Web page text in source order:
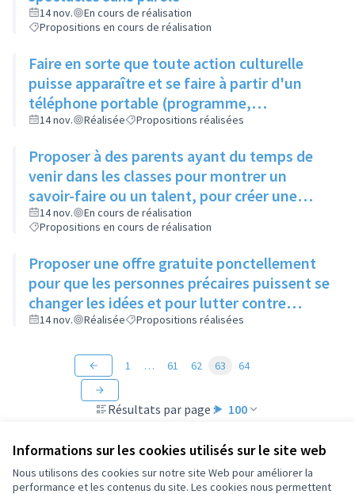
Informations sur les cookies utilisés sur le site web
Nous utilisons des cookies sur notre site Web pour améliorer la
performance et les contenus du site. Les cookies nous permettent
14 nov.
En cours de réalisation
Propositions en cours de réalisation
Faire en sorte que toute action culturelle
puisse apparaître et se faire à partir d'un
téléphone portable (programme,
évènements, résevations...)
14 nov. Réalisée Propositions réalisées
Proposer à des parents ayant du temps de
venir dans les classes pour montrer un
savoir-faire ou un talent, pour créer une
ouverture d'esprit des enfants à différentes
sortes d'art
14 nov.
En cours de réalisation
Propositions en cours de réalisation
Proposer une offre gratuite ponctellement
pour que les personnes précaires puissent se
changer les idées et pour lutter contre
l'isolement
14 nov. Réalisée Propositions réalisées
Résultats par page : 100
1 … 61 62 63 64
Conditions d'utilisation